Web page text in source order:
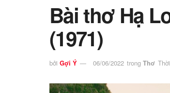
Bài thơ Hạ
(1971)
bởi Gợi Ý 06/06/2022 trong Thơ